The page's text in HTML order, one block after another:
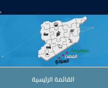
إلى
المحتوى
القائمة الرئيسية